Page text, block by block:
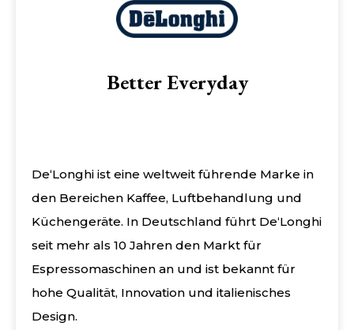
Better Everyday
De‘Longhi ist eine weltweit führende Marke in
den Bereichen Kaffee, Luftbehandlung und
Küchengeräte. In Deutschland führt De‘Longhi
seit mehr als 10 Jahren den Markt für
Espressomaschinen an und ist bekannt für
hohe Qualität, Innovation und italienisches
Design.